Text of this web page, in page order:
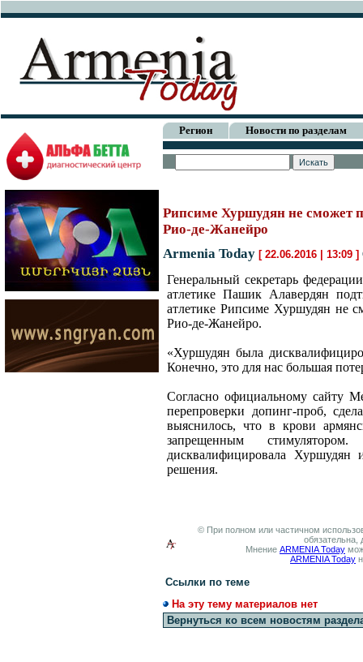
Регион Новости по разделам
Рипсиме Хуршудян не сможет
Рио-де-Жанейро
Armenia Today [ 22.06.2016 | 13:09 ]
Генеральный секретарь
атлетике Пашик Алавердян
атлетике Рипсиме Хуршудян не
Рио-де-Жанейро.
«Хуршудян была
Конечно, это для нас большая
Согласно официальному сайту
перепроверки допинг-проб,
выяснилось, что в крови
запрещенным
дисквалифицировала Хуршудян
решения.
© При полном или частичном
обязательна,
Мнение ARMENIA Today
ARMENIA Today
Ссылки по теме
На эту тему материалов нет
Вернуться ко всем новостям